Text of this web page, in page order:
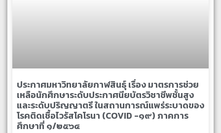
ประกาศมหาวิทยาลัยกาฬสินธุ์ เรื่อง มาตรการช่วย
เหลือนักศึกษาระดับประกาศนียบัตรวิชาชีพชั้นสูง
และระดับปริญญาตรี ในสถานการณ์แพร่ระบาดของ
โรคติดเชื้อไวรัสโคโรนา (COVID -๑๙) ภาคการ
ศึกษาที่ ๑/๒๕๖๔